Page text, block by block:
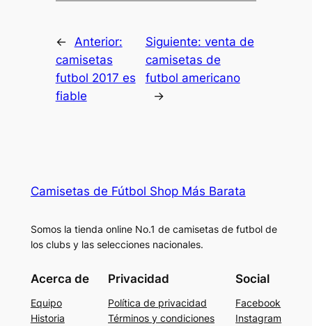
←
Anterior:
camisetas
futbol 2017 es
fiable
Siguiente: venta de
camisetas de
futbol americano
→
Camisetas de Fútbol Shop Más Barata
Somos la tienda online No.1 de camisetas de futbol de
los clubs y las selecciones nacionales.
Acerca de
Equipo
Historia
Privacidad
Política de privacidad
Términos y condiciones
Social
Facebook
Instagram